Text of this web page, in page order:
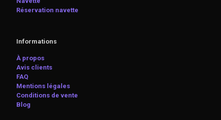
Réservation navette
Informations
À propos
Avis clients
FAQ
Mentions légales
Conditions de vente
Blog